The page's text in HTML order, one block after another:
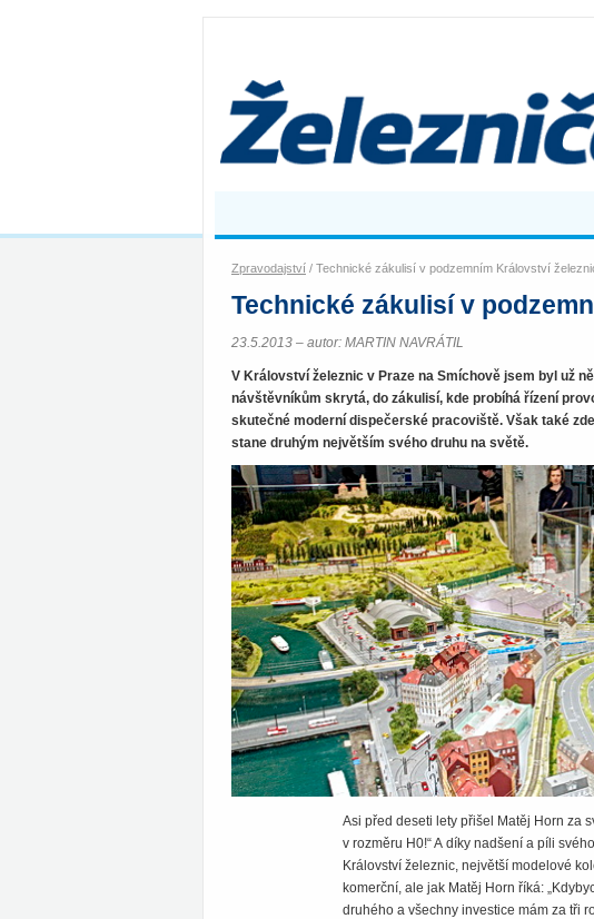
Zpravodajství / Technické zákulisí v podzemním Království
Technické zákulisí v
23.5.2013 – autor: MARTIN NAVRÁTIL
V Království železnic v Praze na Smíchově jsem byl už
návštěvníkům skrytá, do zákulisí, kde probíhá řízení
skutečné moderní dispečerské pracoviště. Však také
stane druhým největším svého druhu na světě.
Asi před deseti lety přišel Matěj Horn za
v rozměru H0!“ A díky nadšení a píli
Království železnic, největší modelové
komerční, ale jak Matěj Horn říká:
druhého a všechny investice mám za tři